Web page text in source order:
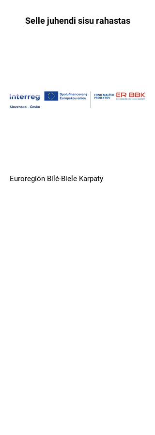
Selle juhendi sisu rahastas
Euroregión Bílé-Biele Karpaty